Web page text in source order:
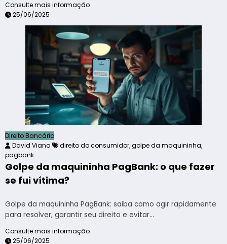
Consulte mais informação
25/06/2025
Direito Bancário
David Viana
direito do consumidor,golpe da maquininha,
pagbank
Golpe da maquininha PagBank: o que fazer
se fui vítima?
Golpe da maquininha PagBank: saiba como agir rapidamente
para resolver, garantir seu direito e evitar…
Consulte mais informação
25/06/2025